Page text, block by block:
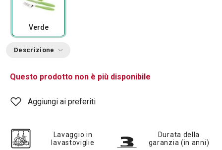
Verde
Descrizione
Questo prodotto non è più disponibile
Aggiungi ai preferiti
Lavaggio in
lavastoviglie
Durata della
garanzia (in anni)